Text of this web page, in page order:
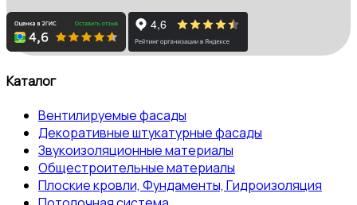
Каталог
Вентилируемые фасады
Декоративные штукатурные фасады
Звукоизоляционные материалы
Общестроительные материалы
Плоские кровли, Фундаменты, Гидроизоляция